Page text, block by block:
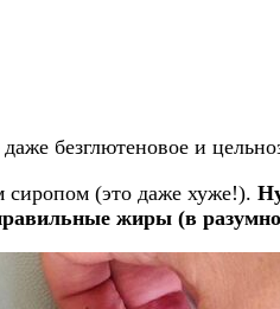
безглютеновое и
сиропом (это даже хуже!).
жиры (в